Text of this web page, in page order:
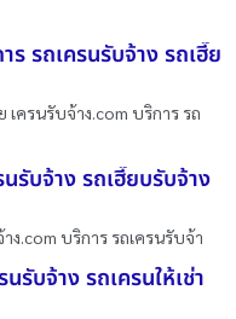
ร รถเครนรับจ้าง รถเฮี๊ย
เครนรับจ้าง.com บริการ รถ
รับจ้าง รถเฮี๊ยบรับจ้าง
ง.com บริการ รถเครนรับจ้า
รับจ้าง รถเครนให้เช่า